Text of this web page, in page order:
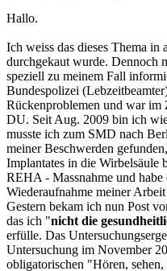
Hallo.
Ich weiss das dieses Thema in
durchgekaut wurde. Dennoch
speziell zu meinem Fall
Bundespolizei
Rückenproblemen und war im
DU. Seit Aug. 2009 bin ich
musste ich zum SMD nach
meiner Beschwerden
Implantates in die Wirbelsäule
REHA - Massnahme und
Wiederaufnahme meiner
Gestern bekam ich nun Post
das ich "nicht die
erfülle. Das
Untersuchung im November
obligatorischen "Hören,